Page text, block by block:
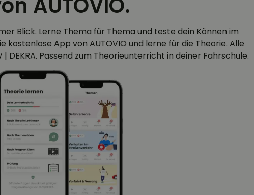
Blick. Lerne Thema für Thema und teste dein Können im
kostenlose App von AUTOVIO und lerne für die Theorie. Alle
DEKRA. Passend zum Theorieunterricht in deiner Fahrschule.